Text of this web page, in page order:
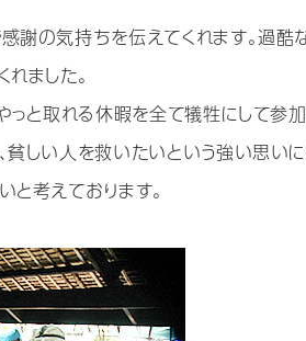
謝の気持ちを伝えてくれます。過酷
ました。
っと取れる休暇を全て犠牲にして
しい人を救いたいという強い思い
考えております。